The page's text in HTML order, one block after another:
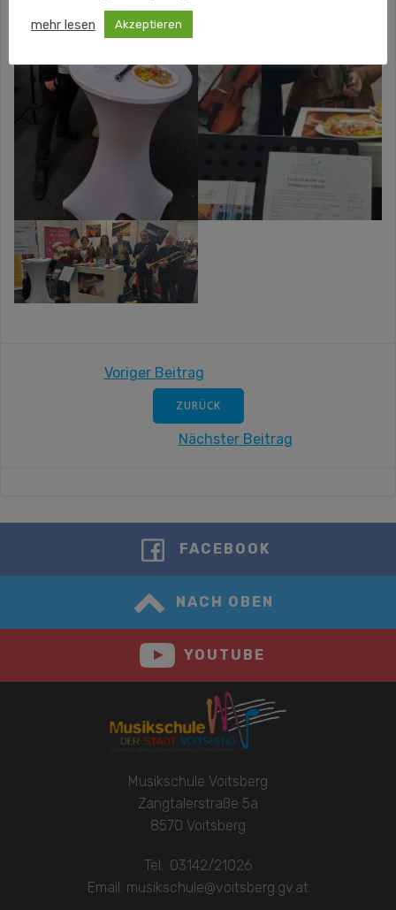
Post
navigation
Voriger Beitrag
ZURÜCK
Nächster Beitrag
FACEBOOK
NACH OBEN
YOUTUBE
Musikschule Voitsberg
Zangtalerstraße 5a
8570 Voitsberg
Tel.: 03142/21026
Email: musikschule@voitsberg.gv.at
mehr lesen Akzeptieren